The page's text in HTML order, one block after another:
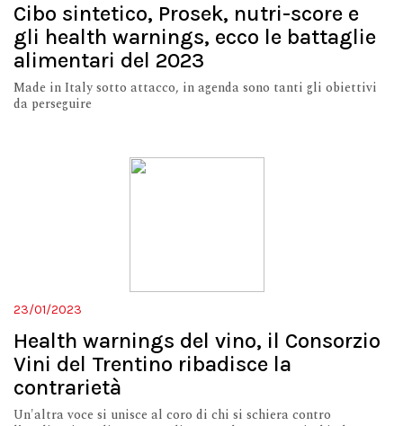
Cibo sintetico, Prosek, nutri-score e
gli health warnings, ecco le battaglie
alimentari del 2023
Made in Italy sotto attacco, in agenda sono tanti gli obiettivi
da perseguire
23/01/2023
Health warnings del vino, il Consorzio
Vini del Trentino ribadisce la
contrarietà
Un'altra voce si unisce al coro di chi si schiera contro